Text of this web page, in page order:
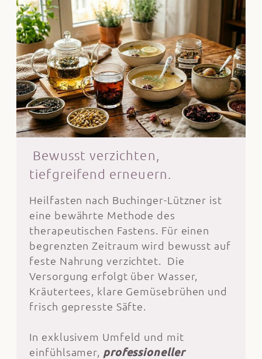
Bewusst verzichten,
tiefgreifend erneuern.
Heilfasten nach Buchinger-Lützner ist
eine bewährte Methode des
therapeutischen Fastens. Für einen
begrenzten Zeitraum wird bewusst auf
feste Nahrung verzichtet. Die
Versorgung erfolgt über Wasser,
Kräutertees, klare Gemüsebrühen und
frisch gepresste Säfte.
In exklusivem Umfeld und mit
einfühlsamer, professioneller